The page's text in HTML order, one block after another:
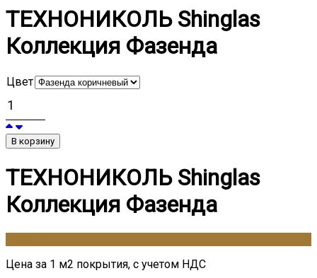
ТЕХНОНИКОЛЬ Shinglas
Коллекция Фазенда
Цвет
В корзину
ТЕХНОНИКОЛЬ Shinglas
Коллекция Фазенда
Цена за 1 м2 покрытия, с учетом НДС